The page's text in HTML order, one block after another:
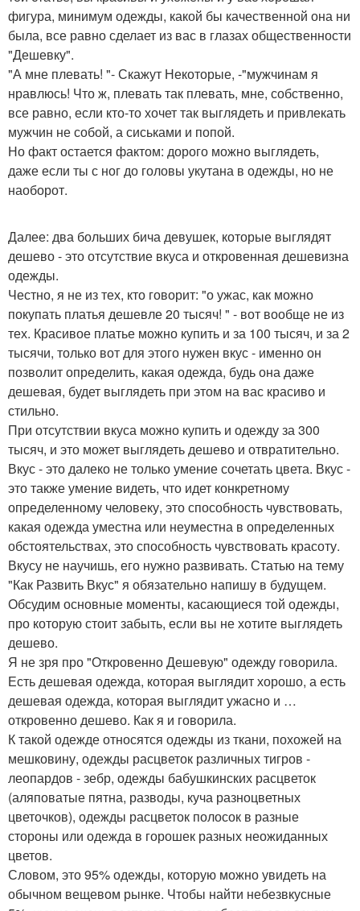
фигура, минимум одежды, какой бы качественной она ни
была, все равно сделает из вас в глазах общественности
"Дешевку".
"А мне плевать! "- Скажут Некоторые, -"мужчинам я
нравлюсь! Что ж, плевать так плевать, мне, собственно,
все равно, если кто-то хочет так выглядеть и привлекать
мужчин не собой, а сиськами и попой.
Но факт остается фактом: дорого можно выглядеть,
даже если ты с ног до головы укутана в одежды, но не
наоборот.
Далее: два больших бича девушек, которые выглядят
дешево - это отсутствие вкуса и откровенная дешевизна
одежды.
Честно, я не из тех, кто говорит: "о ужас, как можно
покупать платья дешевле 20 тысяч! " - вот вообще не из
тех. Красивое платье можно купить и за 100 тысяч, и за 2
тысячи, только вот для этого нужен вкус - именно он
позволит определить, какая одежда, будь она даже
дешевая, будет выглядеть при этом на вас красиво и
стильно.
При отсутствии вкуса можно купить и одежду за 300
тысяч, и это может выглядеть дешево и отвратительно.
Вкус - это далеко не только умение сочетать цвета. Вкус -
это также умение видеть, что идет конкретному
определенному человеку, это способность чувствовать,
какая одежда уместна или неуместна в определенных
обстоятельствах, это способность чувствовать красоту.
Вкусу не научишь, его нужно развивать. Статью на тему
"Как Развить Вкус" я обязательно напишу в будущем.
Обсудим основные моменты, касающиеся той одежды,
про которую стоит забыть, если вы не хотите выглядеть
дешево.
Я не зря про "Откровенно Дешевую" одежду говорила.
Есть дешевая одежда, которая выглядит хорошо, а есть
дешевая одежда, которая выглядит ужасно и …
откровенно дешево. Как я и говорила.
К такой одежде относятся одежды из ткани, похожей на
мешковину, одежды расцветок различных тигров -
леопардов - зебр, одежды бабушкинских расцветок
(аляповатые пятна, разводы, куча разноцветных
цветочков), одежды расцветок полосок в разные
стороны или одежда в горошек разных неожиданных
цветов.
Словом, это 95% одежды, которую можно увидеть на
обычном вещевом рынке. Чтобы найти небезвкусные